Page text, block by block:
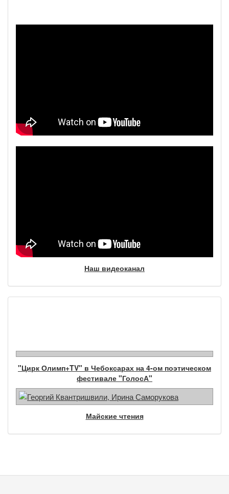
Наш видеоканал
"Цирк Олимп+TV" в Чебоксарах на 4-ом поэтическом
фестивале "ГолосА"
Майские чтения